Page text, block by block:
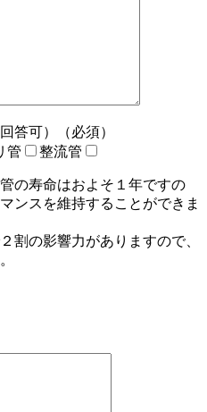
答可）（必須）
管 整流管
の寿命はおよそ１年ですの
ンスを維持することができま
割の影響力がありますので、